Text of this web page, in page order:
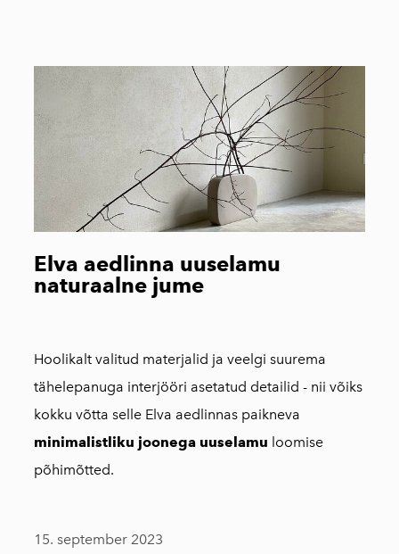
Elva aedlinna uuselamu
naturaalne jume
Hoolikalt valitud materjalid ja veelgi suurema
tähelepanuga interjööri asetatud detailid - nii võiks
kokku võtta selle Elva aedlinnas paikneva
minimalistliku joonega uuselamu loomise
põhimõtted.
15. september 2023